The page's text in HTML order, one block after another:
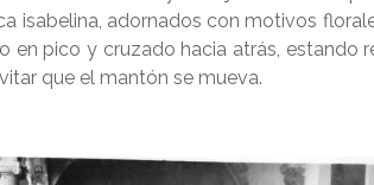
isabelina, adornados con motivos
pico y cruzado hacia atrás, estando
que el mantón se mueva.